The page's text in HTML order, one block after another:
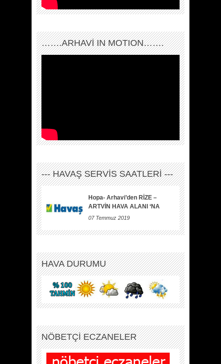
…….ARHAVI IN MOTION…….
--- HAVAŞ SERVİS SAATLERİ ---
Hopa- Arhavi’den RİZE –
ARTVİN HAVA ALANI ‘NA
07 Temmuz 2019
HAVA DURUMU
NÖBETÇİ ECZANELER